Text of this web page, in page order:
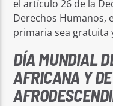
el artículo 26 de la
Derechos Humanos,
primaria sea gratuita
DÍA MUNDIAL
AFRICANA Y